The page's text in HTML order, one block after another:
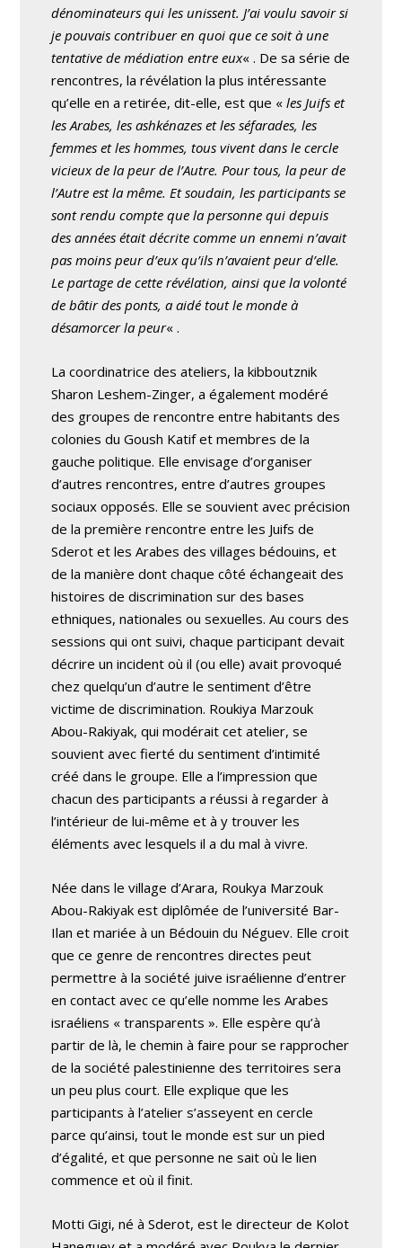
dénominateurs qui les unissent. J’ai voulu savoir si
je pouvais contribuer en quoi que ce soit à une
tentative de médiation entre eux« . De sa série de
rencontres, la révélation la plus intéressante
qu’elle en a retirée, dit-elle, est que «les Juifs et
les Arabes, les ashkénazes et les séfarades, les
femmes et les hommes, tous vivent dans le cercle
vicieux de la peur de l’Autre. Pour tous, la peur de
l’Autre est la même. Et soudain, les participants se
sont rendu compte que la personne qui depuis
des années était décrite comme un ennemi n’avait
pas moins peur d’eux qu’ils n’avaient peur d’elle.
Le partage de cette révélation, ainsi que la volonté
de bâtir des ponts, a aidé tout le monde à
désamorcer la peur« .
La coordinatrice des ateliers, la kibboutznik
Sharon Leshem-Zinger, a également modéré
des groupes de rencontre entre habitants des
colonies du Goush Katif et membres de la
gauche politique. Elle envisage d’organiser
d’autres rencontres, entre d’autres groupes
sociaux opposés. Elle se souvient avec précision
de la première rencontre entre les Juifs de
Sderot et les Arabes des villages bédouins, et
de la manière dont chaque côté échangeait des
histoires de discrimination sur des bases
ethniques, nationales ou sexuelles. Au cours des
sessions qui ont suivi, chaque participant devait
décrire un incident où il (ou elle) avait provoqué
chez quelqu’un d’autre le sentiment d’être
victime de discrimination. Roukiya Marzouk
Abou-Rakiyak, qui modérait cet atelier, se
souvient avec fierté du sentiment d’intimité
créé dans le groupe. Elle a l’impression que
chacun des participants a réussi à regarder à
l’intérieur de lui-même et à y trouver les
éléments avec lesquels il a du mal à vivre.
Née dans le village d’Arara, Roukya Marzouk
Abou-Rakiyak est diplômée de l’université Bar-
Ilan et mariée à un Bédouin du Néguev. Elle croit
que ce genre de rencontres directes peut
permettre à la société juive israélienne d’entrer
en contact avec ce qu’elle nomme les Arabes
israéliens « transparents ». Elle espère qu’à
partir de là, le chemin à faire pour se rapprocher
de la société palestinienne des territoires sera
un peu plus court. Elle explique que les
participants à l’atelier s’asseyent en cercle
parce qu’ainsi, tout le monde est sur un pied
d’égalité, et que personne ne sait où le lien
commence et où il finit.
Motti Gigi, né à Sderot, est le directeur de Kolot